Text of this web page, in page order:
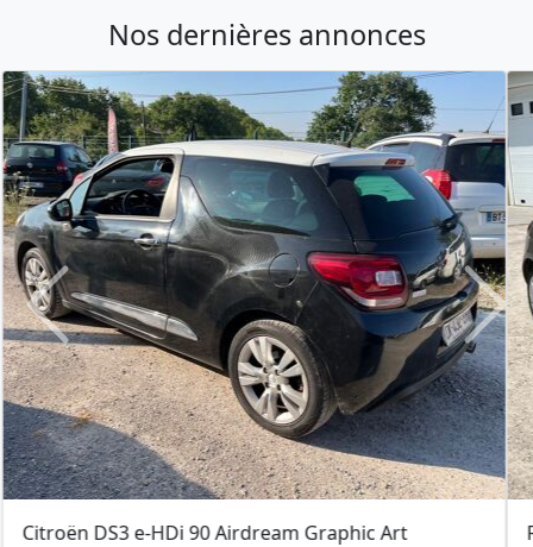
Nos dernières annonces
Renault Clio 1.5 dCi 85 eco2 Extrême Foncée Clim
Previous Next